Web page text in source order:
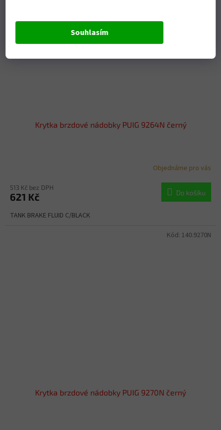
Souhlasím
Krytka brzdové nádobky PUIG 9264N černý
Objednáme pro vás
513 Kč bez DPH
621 Kč Do košíku
TANK BRAKE FLUID C/BLACK
Krytka brzdové nádobky PUIG 9270N černý
Kód: 140.9270N